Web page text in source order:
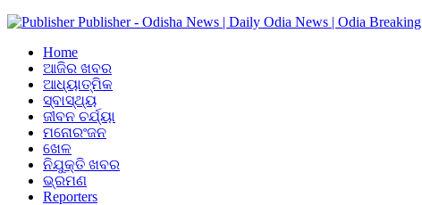
Publisher - Odisha News | Daily Odia News | Odia
Home
ଆଜିର ଖବର
ଆଧ୍ୟାତ୍ମିକ
ସ୍ବାସ୍ଥ୍ୟ
ଜୀବନ ଚର୍ଯ୍ୟା
ମନୋରଂଜନ
ଖେଳ
ନିଯୁକ୍ତି ଖବର
ଭ୍ରମଣ
Reporters